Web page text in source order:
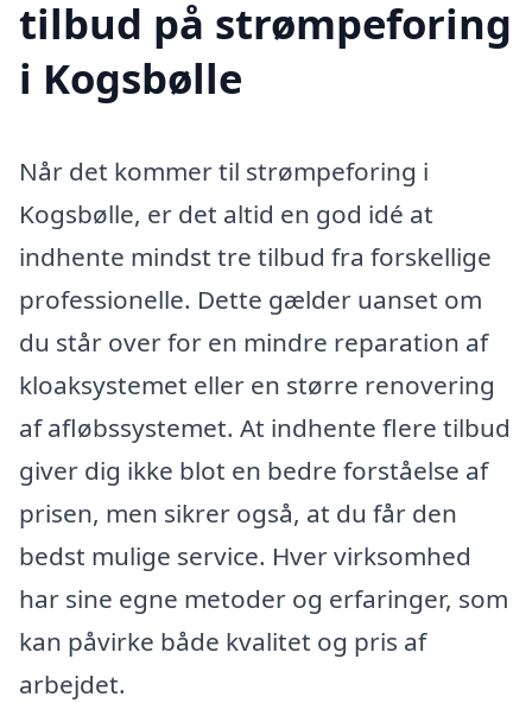
tilbud på strømpeforing
i Kogsbølle
Når det kommer til strømpeforing i
Kogsbølle, er det altid en god idé at
indhente mindst tre tilbud fra forskellige
professionelle. Dette gælder uanset om
du står over for en mindre reparation af
kloaksystemet eller en større renovering
af afløbssystemet. At indhente flere tilbud
giver dig ikke blot en bedre forståelse af
prisen, men sikrer også, at du får den
bedst mulige service. Hver virksomhed
har sine egne metoder og erfaringer, som
kan påvirke både kvalitet og pris af
arbejdet.